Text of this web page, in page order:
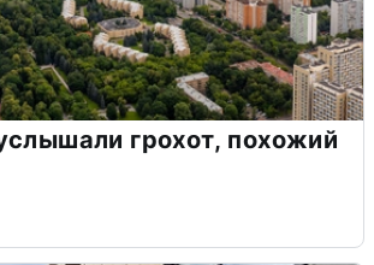
грохот, похожий